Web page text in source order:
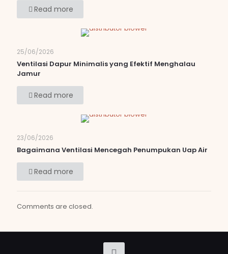
Read more
25/06/2026
Ventilasi Dapur Minimalis yang Efektif Menghalau
Jamur
Read more
23/06/2026
Bagaimana Ventilasi Mencegah Penumpukan Uap Air
Read more
Comments are closed.